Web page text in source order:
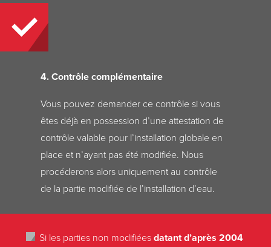
4. Contrôle complémentaire
Vous pouvez demander ce contrôle si vous
êtes déjà en possession d’une attestation de
contrôle valable pour l’installation globale en
place et n’ayant pas été modifiée. Nous
procéderons alors uniquement au contrôle
de la partie modifiée de l’installation d’eau.
Si les parties non modifiéesdatant d’après 2004